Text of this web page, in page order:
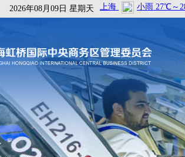
2026年08月09日 星期天